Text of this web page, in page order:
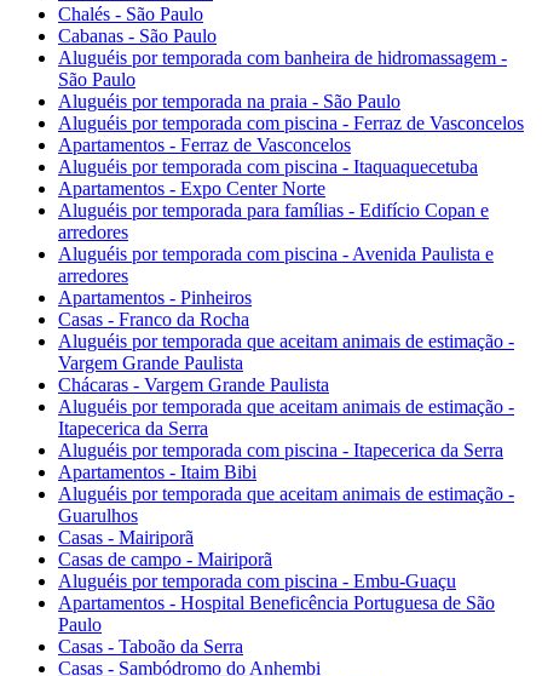
Chalés - São Paulo
Cabanas - São Paulo
Aluguéis por temporada com banheira de hidromassagem -
São Paulo
Aluguéis por temporada na praia - São Paulo
Aluguéis por temporada com piscina - Ferraz de Vasconcelos
Apartamentos - Ferraz de Vasconcelos
Aluguéis por temporada com piscina - Itaquaquecetuba
Apartamentos - Expo Center Norte
Aluguéis por temporada para famílias - Edifício Copan e
arredores
Aluguéis por temporada com piscina - Avenida Paulista e
arredores
Apartamentos - Pinheiros
Casas - Franco da Rocha
Aluguéis por temporada que aceitam animais de estimação -
Vargem Grande Paulista
Chácaras - Vargem Grande Paulista
Aluguéis por temporada que aceitam animais de estimação -
Itapecerica da Serra
Aluguéis por temporada com piscina - Itapecerica da Serra
Apartamentos - Itaim Bibi
Aluguéis por temporada que aceitam animais de estimação -
Guarulhos
Casas - Mairiporã
Casas de campo - Mairiporã
Aluguéis por temporada com piscina - Embu-Guaçu
Apartamentos - Hospital Beneficência Portuguesa de São
Paulo
Casas - Taboão da Serra
Casas - Sambódromo do Anhembi